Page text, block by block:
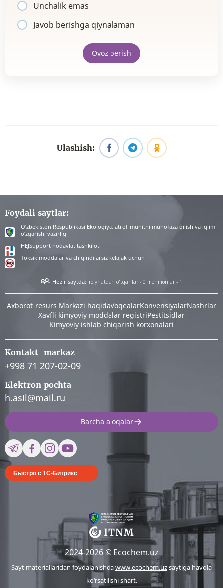
Unchalik emas
Javob berishga qiynalaman
Ovoz berish
Ulashish:
Foydali saytlar:
O‘zbekiston Respublikasi Ekologiya, atrof-muhitni muhofaza qilish va iqlim
o‘zgarishi vazirligi
HEJSupport nodavlat tashkiloti
Toksik moddalar va chiqindilarsiz kelajak uchun
Hozir saytda: ro'yhatdan o'tganlar - 0 mehmonlar - 1
Аxborot-resurs Markazi haqidaVoqealarKonvensiyalarNashrlar
Xavfli kimyoviy moddalar registriPestitsidlar
Kimyoviy ishlab chiqarish korxonalari
Kontakt-markaz
+998 71 207-02-09
Elektron pochta
h.asil@mail.ru
Barcha aloqalar
Быстро с 1С-Битрикс
2024-2026 © Ecochem.uz
Sayt materiallaridan foydalanishdawww.ecochem.uzsaytiga havola
ko‘rsatilishi shart.